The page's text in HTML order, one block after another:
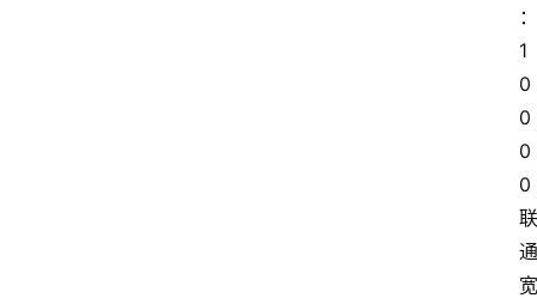
：
1
0
0
0
0
联
通
宽